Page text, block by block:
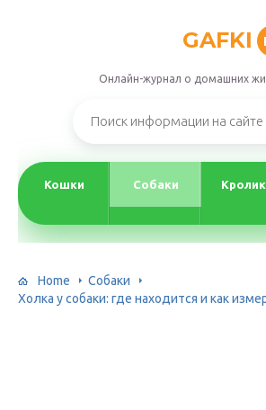
GAFKI
Онлайн-журнал о домашних
Кошки Собаки
Home
Собаки
Холка у собаки: где находится и как